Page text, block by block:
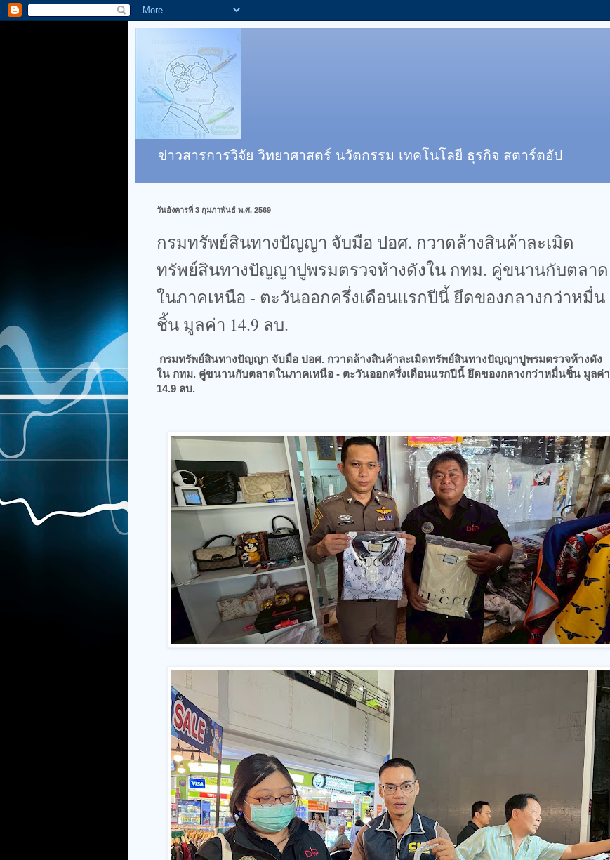
ข่าวสารการวิจัย วิทยาศาสตร์ นวัตกรรม เทคโนโลยี ธุรกิจ สตาร์ตอัป
วันอังคารที่ 3 กุมภาพันธ์ พ.ศ. 2569
กรมทรัพย์สินทางปัญญา จับมือ ปอศ. กวาดล้างสินค้าละเมิด
ทรัพย์สินทางปัญญาปูพรมตรวจห้างดังใน กทม. คู่ขนานกับตลาด
ในภาคเหนือ - ตะวันออกครึ่งเดือนแรกปีนี้ ยึดของกลางกว่าหมื่น
ชิ้น มูลค่า 14.9 ลบ.
กรมทรัพย์สินทางปัญญา จับมือ ปอศ. กวาดล้างสินค้าละเมิดทรัพย์สินทางปัญญาปูพรมตรวจห้างดัง
ใน กทม. คู่ขนานกับตลาดในภาคเหนือ - ตะวันออกครึ่งเดือนแรกปีนี้ ยึดของกลางกว่าหมื่นชิ้น มูลค่า
14.9 ลบ.